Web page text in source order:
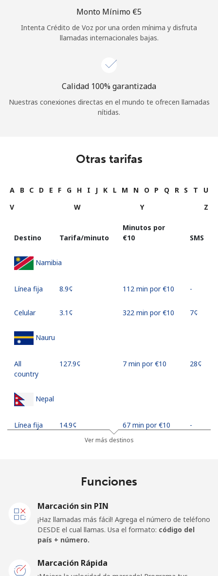
Monto Mínimo ⁦€5⁩
Intenta Crédito de Voz por una orden mínima y disfruta
llamadas internacionales bajas.
Calidad 100% garantizada
Nuestras conexiones directas en el mundo te ofrecen llamadas
nítidas.
Otras tarifas
A B C D E F G H I J K L M N O P Q R S T
U
V
W Y Z
Destino Tarifa/minuto
Minutos por
⁦€10⁩
SMS
Namibia
Línea fija ⁦8.9¢⁩ 112 min por ⁦€10⁩ -
Celular ⁦3.1¢⁩ 322 min por ⁦€10⁩ ⁦7¢⁩
Nauru
All
country
⁦127.9¢⁩ 7 min por ⁦€10⁩ ⁦28¢⁩
Nepal
Línea fija ⁦14.9¢⁩ 67 min por ⁦€10⁩ -
⁦13.9¢⁩ 71 min por ⁦€10⁩ ⁦12¢⁩
New Caledonia
Ver más destinos
Funciones
Marcación sin PIN
¡Haz llamadas más fácil! Agrega el número de teléfono
DESDE el cual llamas. Usa el formato: código del
país + número.
Marcación Rápida